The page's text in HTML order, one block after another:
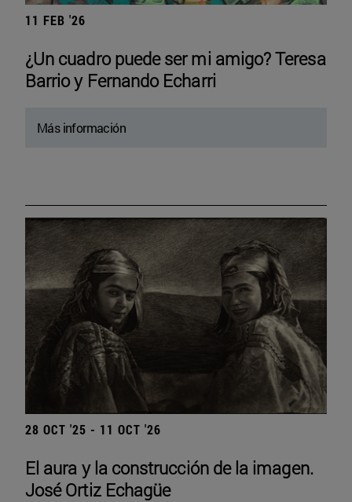
11 FEB '26
¿Un cuadro puede ser mi amigo? Teresa
Barrio y Fernando Echarri
Más información
28 OCT '25 - 11 OCT '26
El aura y la construcción de la imagen.
José Ortiz Echagüe